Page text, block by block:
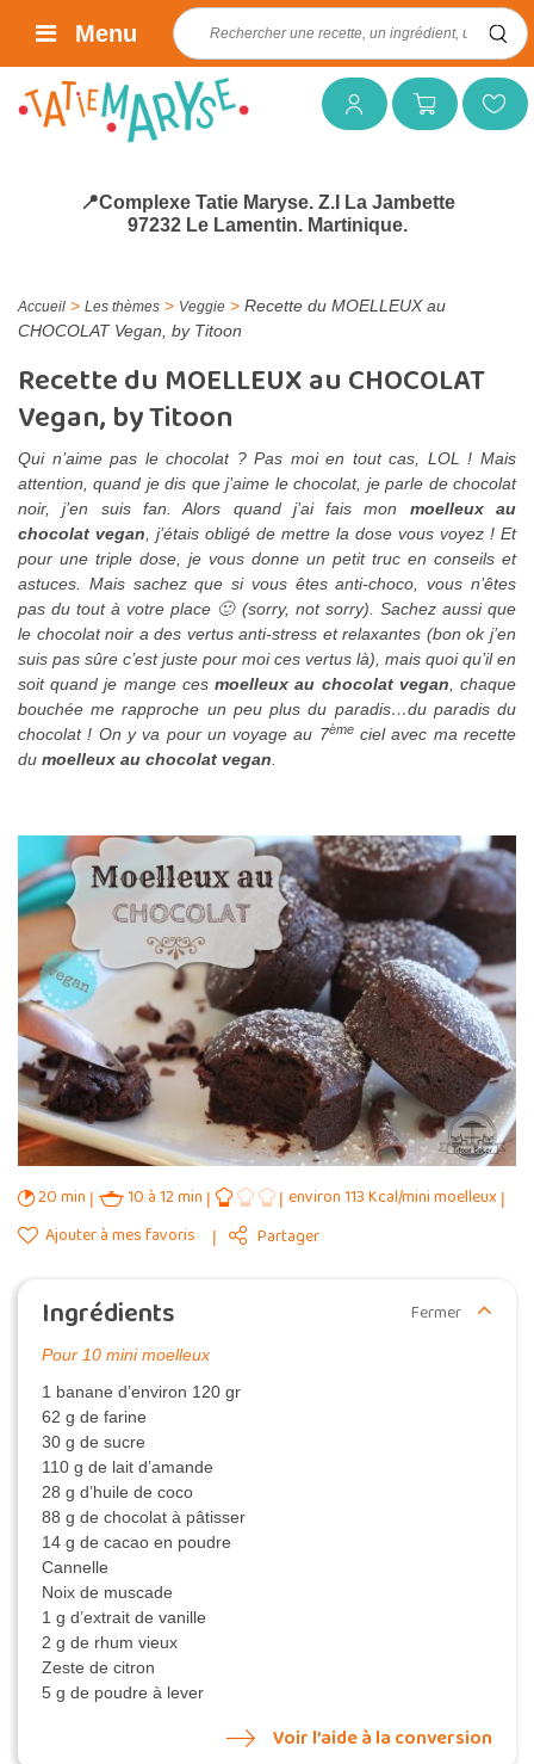
Mon compteMon panierMes favoris
Rechercher :
Menu
📍Complexe Tatie Maryse. Z.I La Jambette
97232 Le Lamentin. Martinique.
Accueil > Les thèmes > Veggie > Recette du MOELLEUX au
CHOCOLAT Vegan, by Titoon
Recette du MOELLEUX au CHOCOLAT
Vegan, by Titoon
Qui n’aime pas le chocolat ? Pas moi en tout cas, LOL ! Mais
attention, quand je dis que j’aime le chocolat, je parle de chocolat
noir, j’en suis fan. Alors quand j’ai fais mon moelleux au
chocolat vegan , j’étais obligé de mettre la dose vous voyez ! Et
pour une triple dose, je vous donne un petit truc en conseils et
astuces. Mais sachez que si vous êtes anti-choco, vous n’êtes
pas du tout à votre place 🙂 (sorry, not sorry). Sachez aussi que
le chocolat noir a des vertus anti-stress et relaxantes (bon ok j’en
suis pas sûre c’est juste pour moi ces vertus là), mais quoi qu’il en
soit quand je mange cesmoelleux au chocolat vegan , chaque
bouchée me rapproche un peu plus du paradis…du paradis du
chocolat ! On y va pour un voyage au 7èmeciel avec ma recette
du moelleux au chocolat vegan
20 min 10 à 12 min
environ 113 Kcal/mini moelleux
Ajouter à mes favoris
Partager
Ingrédients Fermer
Pour 10 mini moelleux
1 banane d’environ 120 gr
62 g de farine
30 g de sucre
110 g de lait d’amande
28 g d’huile de coco
88 g de chocolat à pâtisser
14 g de cacao en poudre
Cannelle
Noix de muscade
1 g d’extrait de vanille
2 g de rhum vieux
Zeste de citron
5 g de poudre à lever
Voir l’aide à la conversion